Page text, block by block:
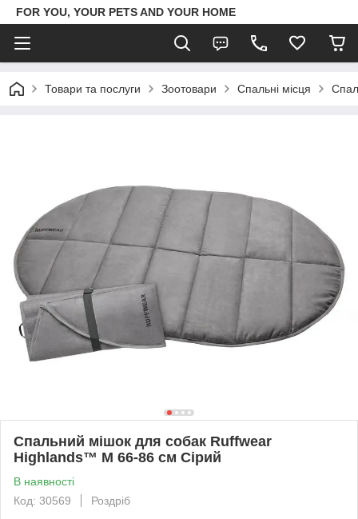
FOR YOU, YOUR PETS AND YOUR HOME
Товари та послуги Зоотовари Спальні місця
Спальний мішок для собак Ruffwear
Highlands™ M 66-86 см Сірий
В наявності
Код: 30569
Роздріб